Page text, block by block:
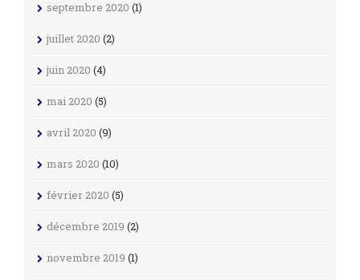
septembre 2020 (1)
juillet 2020 (2)
juin 2020 (4)
mai 2020 (5)
avril 2020 (9)
mars 2020 (10)
février 2020 (5)
décembre 2019 (2)
novembre 2019 (1)